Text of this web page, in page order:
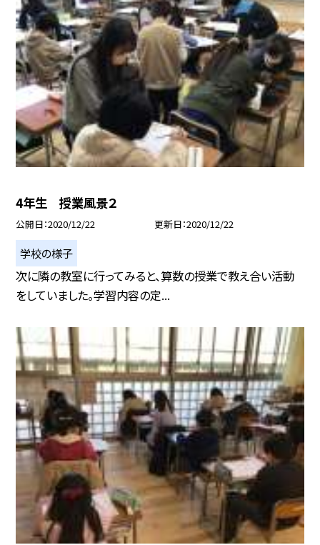
4年生 授業風景２
公開日 2020/12/22 更新日 2020/12/22
学校の様子
次に隣の教室に行ってみると、算数の授業で教え合い活動
をしていました。学習内容の定...